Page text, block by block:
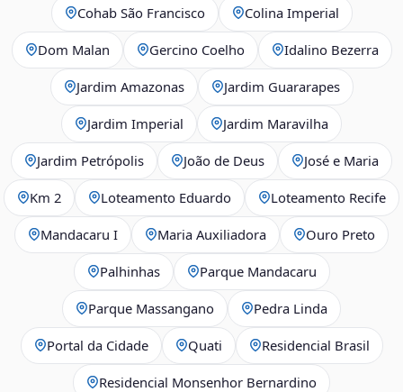
Cohab São Francisco Colina Imperial
Dom Malan Gercino Coelho Idalino Bezerra
Jardim Amazonas Jardim Guararapes
Jardim Imperial Jardim Maravilha
Jardim Petrópolis João de Deus José e Maria
Km 2 Loteamento Eduardo Loteamento Recife
Mandacaru I Maria Auxiliadora Ouro Preto
Palhinhas Parque Mandacaru
Parque Massangano Pedra Linda
Portal da Cidade Quati Residencial Brasil
Residencial Monsenhor Bernardino